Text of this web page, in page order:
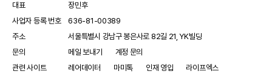
대표
장민후
사업자 등록 번호
636-81-00389
주소
서울특별시 강남구 봉은사로 82길 21, YK빌딩
문의
메일 보내기
계정 문의
관련 사이트
레어데이터 마미톡 인재 영입
라이프엑스